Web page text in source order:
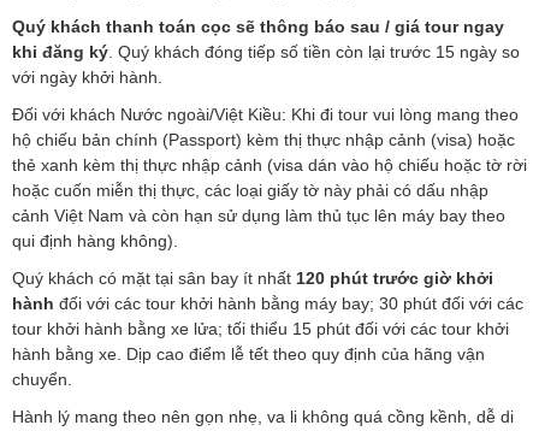
Quý khách thanh toán cọc sẽ thông báo sau / giá tour ngay
khi đăng ký . Quý khách đóng tiếp số tiền còn lại trước 15 ngày so
với ngày khởi hành.
Đối với khách Nước ngoài/Việt Kiều: Khi đi tour vui lòng mang theo
hộ chiếu bản chính (Passport) kèm thị thực nhập cảnh (visa) hoặc
thẻ xanh kèm thị thực nhập cảnh (visa dán vào hộ chiếu hoặc tờ rời
hoặc cuốn miễn thị thực, các loại giấy tờ này phải có dấu nhập
cảnh Việt Nam và còn hạn sử dụng làm thủ tục lên máy bay theo
qui định hàng không).
Quý khách có mặt tại sân bay ít nhất 120 phút trước giờ khởi
hành đối với các tour khởi hành bằng máy bay; 30 phút đối với các
tour khởi hành bằng xe lửa; tối thiểu 15 phút đối với các tour khởi
hành bằng xe. Dịp cao điểm lễ tết theo quy định của hãng vận
chuyển.
Hành lý mang theo nên gọn nhẹ, va li không quá cồng kềnh, dễ di